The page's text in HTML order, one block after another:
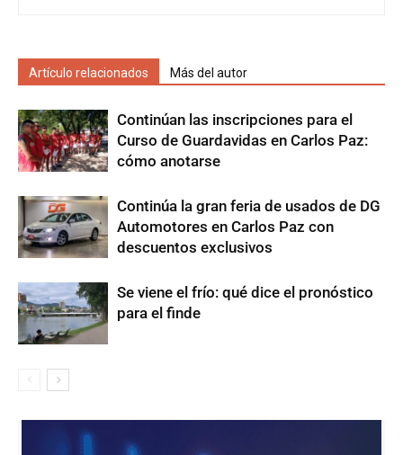
Artículo relacionados Más del autor
Continúan las inscripciones para el
Curso de Guardavidas en Carlos Paz:
cómo anotarse
Continúa la gran feria de usados de DG
Automotores en Carlos Paz con
descuentos exclusivos
Se viene el frío: qué dice el pronóstico
para el finde